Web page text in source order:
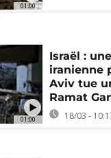
01:00
01:00
Israël :
iranienne
Aviv tue
Ramat
18/03 -